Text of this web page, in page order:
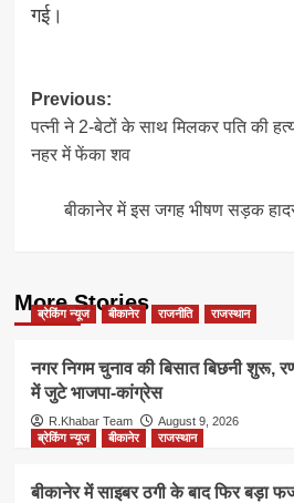
गई।
Post
navigation
Previous:
पत्नी ने 2-बेटों के साथ मिलकर पति की
नहर में फेंका शव
बीकानेर में इस जगह भीषण सड़क
More Stories
ब्रेकिंग न्यूज बीकानेर राजनीति राजस्थान
नगर निगम चुनाव की बिसात बिछनी शुरू,
में जुटे भाजपा-कांग्रेस
R.Khabar Team
August 9, 2026
ब्रेकिंग न्यूज
बीकानेर राजस्थान
बीकानेर में साइबर ठगी के बाद फिर बड़ा